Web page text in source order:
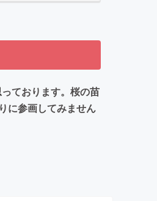
ております。桜の苗
に参画してみません